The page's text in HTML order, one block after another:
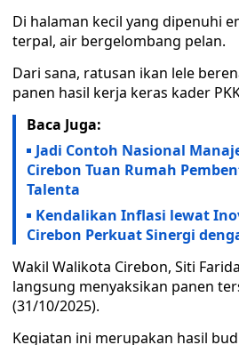
Di halaman kecil yang dipenuhi
terpal, air bergelombang pelan.
Dari sana, ratusan ikan lele
panen hasil kerja keras kader
Baca Juga:
Jadi Contoh Nasional
Cirebon Tuan Rumah
Talenta
Kendalikan Inflasi lewat
Cirebon Perkuat Sinergi
Wakil Walikota Cirebon, Siti
langsung menyaksikan panen
(31/10/2025).
Kegiatan ini merupakan hasil